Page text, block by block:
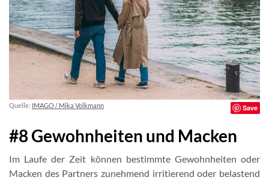
Quelle: IMAGO / Mika Volkmann Save
#8 Gewohnheiten und Macken
Im Laufe der Zeit können bestimmte Gewohnheiten oder
Macken des Partners zunehmend irritierend oder belastend